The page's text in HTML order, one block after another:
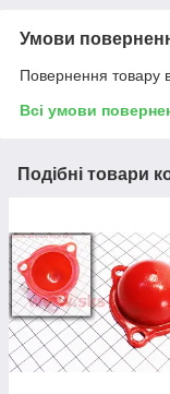
Умови
Повернення товару
Всі умови
Подібні товари